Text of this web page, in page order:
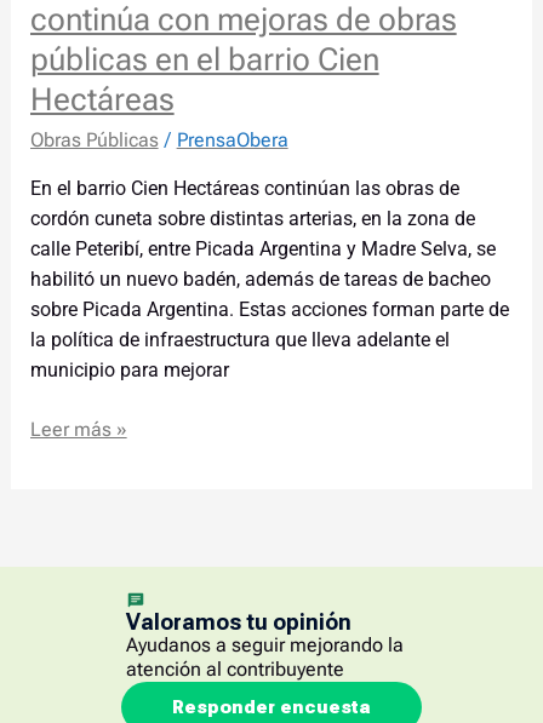
continúa con mejoras de obras
públicas en el barrio Cien
Hectáreas
Obras Públicas/ PrensaObera
En el barrio Cien Hectáreas continúan las obras de
cordón cuneta sobre distintas arterias, en la zona de
calle Peteribí, entre Picada Argentina y Madre Selva, se
habilitó un nuevo badén, además de tareas de bacheo
sobre Picada Argentina. Estas acciones forman parte de
la política de infraestructura que lleva adelante el
municipio para mejorar
barrio
Cien
Hectáreas
Leer más »
Valoramos tu opinión
Ayudanos a seguir mejorando la
atención al contribuyente
Responder encuesta